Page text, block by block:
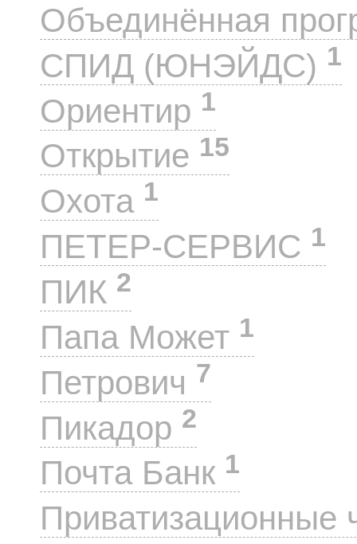
Объединённая
СПИД (ЮНЭЙДС) 1
Ориентир 1
Открытие 15
Охота 1
ПЕТЕР-СЕРВИС 1
ПИК 2
Папа Может 1
Петрович 7
Пикадор 2
Почта Банк 1
Приватизационные